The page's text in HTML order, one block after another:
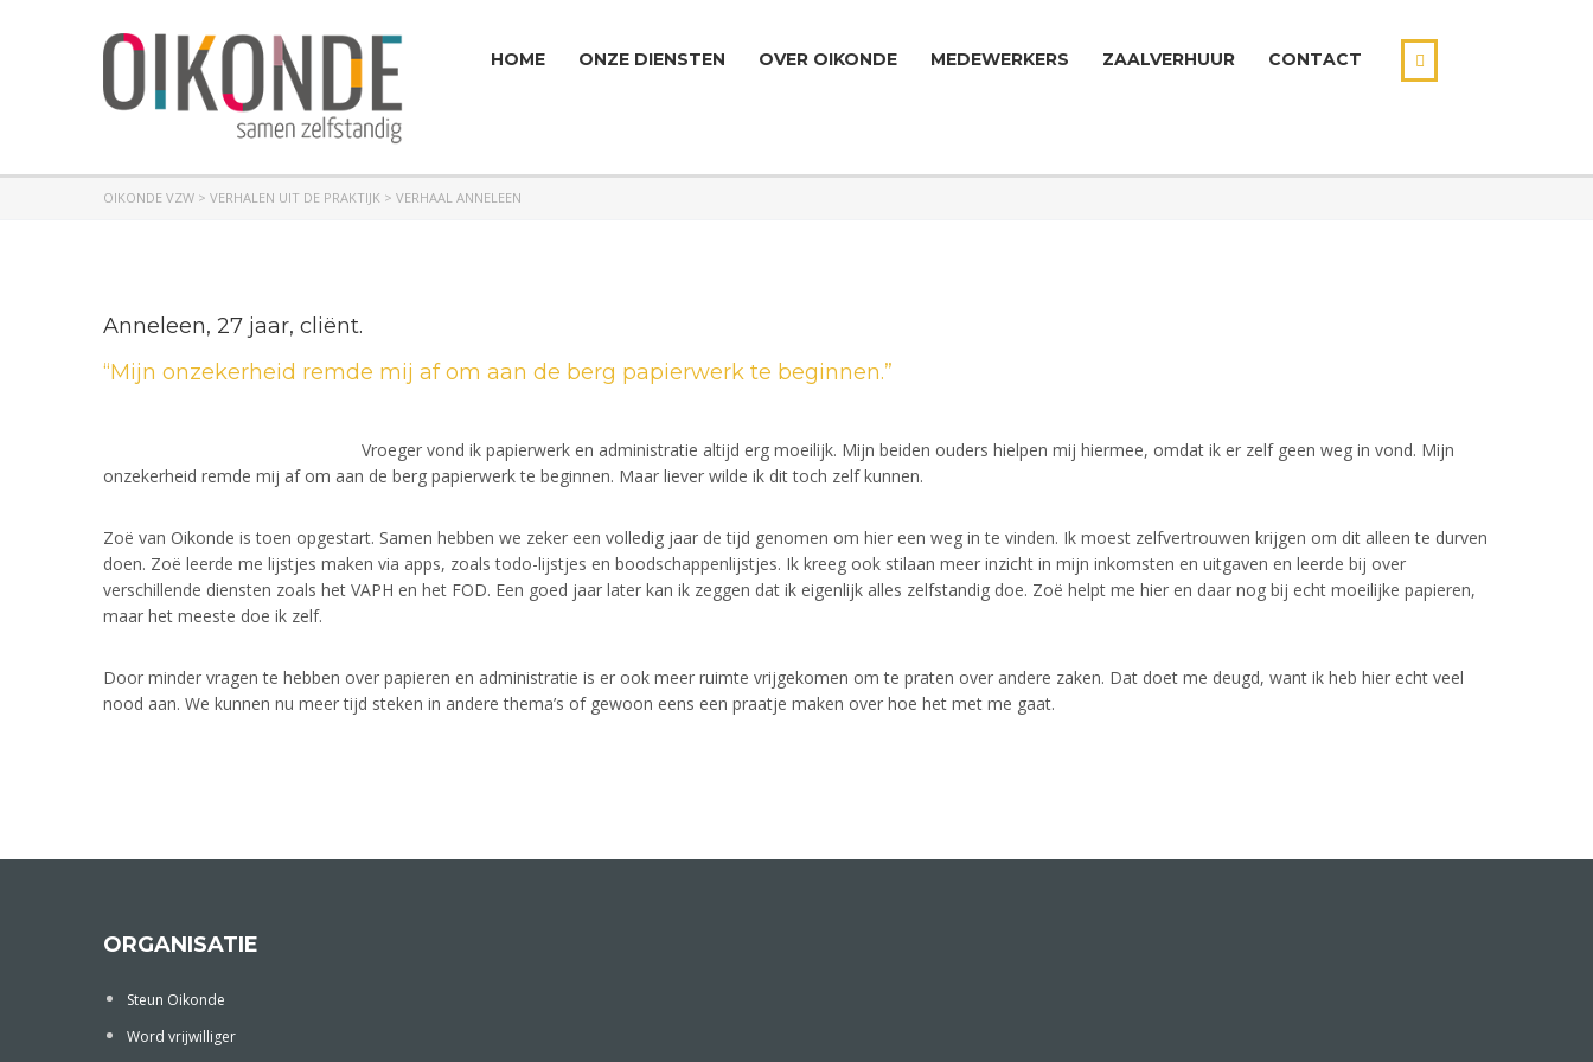
HOME ONZE DIENSTEN OVER OIKONDE MEDEWERKERS ZAALVERHUUR CONTACT
OIKONDE VZW > VERHALEN UIT DE PRAKTIJK > VERHAAL ANNELEEN
Anneleen, 27 jaar, cliënt.
“Mijn onzekerheid remde mij af om aan de berg papierwerk te beginnen.”
Vroeger vond ik papierwerk en administratie altijd erg moeilijk. Mijn beiden ouders hielpen mij hiermee, omdat ik er zelf geen weg in vond. Mijn
onzekerheid remde mij af om aan de berg papierwerk te beginnen. Maar liever wilde ik dit toch zelf kunnen.
Zoë van Oikonde is toen opgestart. Samen hebben we zeker een volledig jaar de tijd genomen om hier een weg in te vinden. Ik moest zelfvertrouwen krijgen om dit alleen te durven
doen. Zoë leerde me lijstjes maken via apps, zoals todo-lijstjes en boodschappenlijstjes. Ik kreeg ook stilaan meer inzicht in mijn inkomsten en uitgaven en leerde bij over
verschillende diensten zoals het VAPH en het FOD. Een goed jaar later kan ik zeggen dat ik eigenlijk alles zelfstandig doe. Zoë helpt me hier en daar nog bij echt moeilijke papieren,
maar het meeste doe ik zelf.
Door minder vragen te hebben over papieren en administratie is er ook meer ruimte vrijgekomen om te praten over andere zaken. Dat doet me deugd, want ik heb hier echt veel
nood aan. We kunnen nu meer tijd steken in andere thema’s of gewoon eens een praatje maken over hoe het met me gaat.
ORGANISATIE
Steun Oikonde
Word vrijwilliger